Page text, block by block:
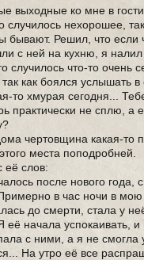
выходные ко мне в
случилось нехорошее,
бывают. Решил, что если
с ней на кухню, я налил
случилось что-то очень
как боялся услышать
то хмурая сегодня...
практически не сплю, а
чертовщина какая-то
места поподробней.
её слов:
после нового
в час ночи в мою
до смерти, стала у
её начала успокаивать,
с ними, а я не
На утро её все